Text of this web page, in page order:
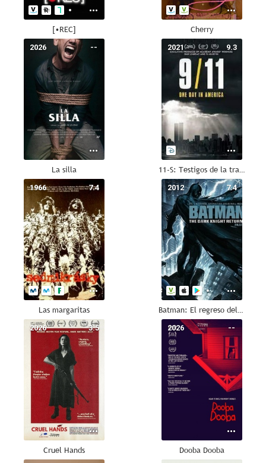
[•REC] Cherry
--
2026
La silla
9.3
2021
11-S: Testigos de la tragedia
7.4
1966
Las margaritas
7.4
2012
Batman: El regreso del Caballero Oscuro, Parte 1
3.5
2026
Cruel Hands
--
2026
Dooba Dooba